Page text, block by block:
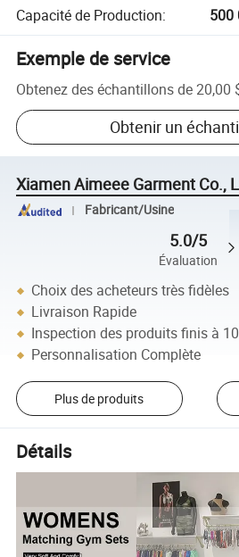
Capacité de Production: 500
Exemple de service
Obtenez des échantillons de20,00
Obtenir un
Xiamen Aimeee Garment Co.,
Fabricant/Usine
5.0/5
Évaluation
Choix des acheteurs très fidèles
Livraison Rapide
Inspection des produits finis à
Personnalisation Complète
Plus de produits
Détails